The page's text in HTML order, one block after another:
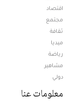
اقتصاد
مجتمع
ثقافة
ميديا
رياضة
مشاهير
دولي
معلومات عنا